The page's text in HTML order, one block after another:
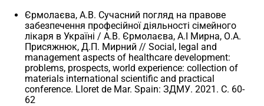
Єрмолаєва, А.В. Сучасний погляд на правове
забезпечення професійної діяльності сімейного
лікаря в Україні / А.В. Єрмолаєва, А.І Мирна, О.А.
Присяжнюк, Д.П. Мирний // Social, legal and
management aspects of healthcare development:
problems, prospects, world experience: сollection of
materials international scientific and practical
conference. Lloret de Mar. Spain: ЗДМУ. 2021. С. 60-
62